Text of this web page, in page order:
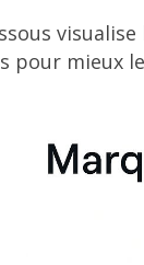
pour mieux